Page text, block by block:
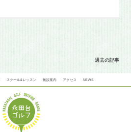
過去の記事
スクール&レッスン 施設案内 アクセス NEWS